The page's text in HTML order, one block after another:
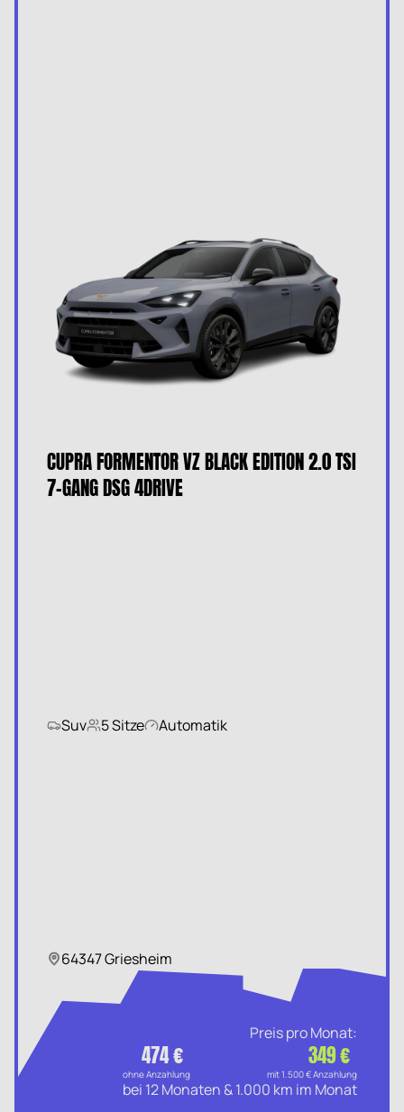
CUPRA FORMENTOR VZ BLACK EDITION 2.0 TSI
7-GANG DSG 4DRIVE
Suv 5 Sitze Automatik
64347 Griesheim
Preis pro Monat:
474 €
ohne Anzahlung
349 €
mit 1.500 € Anzahlung
bei 12 Monaten & 1.000 km im Monat